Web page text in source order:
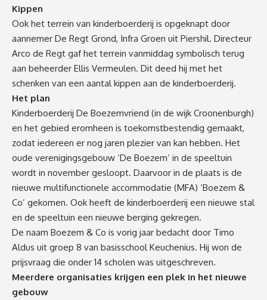
Kippen
Ook het terrein van kinderboerderij is opgeknapt door
aannemer De Regt Grond, Infra Groen uit Piershil. Directeur
Arco de Regt gaf het terrein vanmiddag symbolisch terug
aan beheerder Ellis Vermeulen. Dit deed hij met het
schenken van een aantal kippen aan de kinderboerderij.
Het plan
Kinderboerderij De Boezemvriend (in de wijk Croonenburgh)
en het gebied eromheen is toekomstbestendig gemaakt,
zodat iedereen er nog jaren plezier van kan hebben. Het
oude verenigingsgebouw ‘De Boezem’ in de speeltuin
wordt in november gesloopt. Daarvoor in de plaats is de
nieuwe multifunctionele accommodatie (MFA) ‘Boezem &
Co’ gekomen. Ook heeft de kinderboerderij een nieuwe stal
en de speeltuin een nieuwe berging gekregen.
De naam Boezem & Co is vorig jaar bedacht door Timo
Aldus uit groep 8 van basisschool Keuchenius. Hij won de
prijsvraag die onder 14 scholen was uitgeschreven.
Meerdere organisaties krijgen een plek in het nieuwe
gebouw